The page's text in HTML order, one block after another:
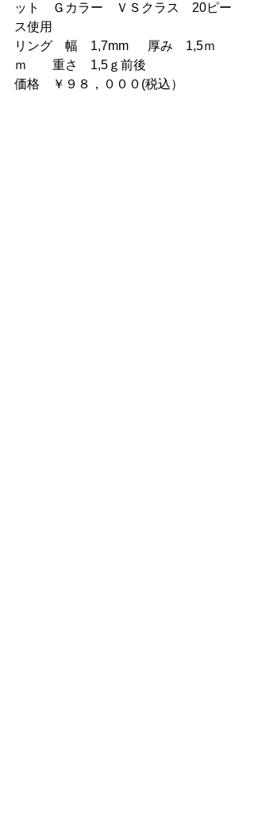
ット　Ｇカラー　ＶＳクラス　20ピー
ス使用
リング　幅　1,7mm 　 厚み　1,5ｍ
ｍ　　重さ　1,5ｇ前後
価格　￥９８，０００(税込）